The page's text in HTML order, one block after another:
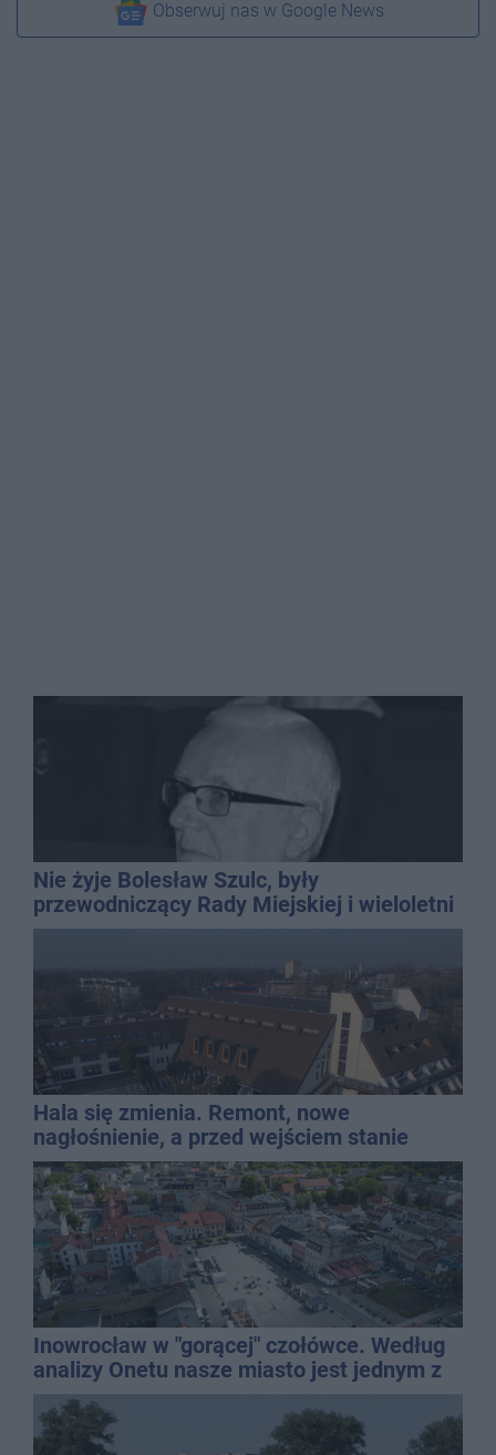
Obserwuj nas w Google News
Nie żyje Bolesław Szulc, były
przewodniczący Rady Miejskiej i wieloletni
dyrektor SP 14
Hala się zmienia. Remont, nowe
nagłośnienie, a przed wejściem stanie
QEMETICA ARENA
Inowrocław w "gorącej" czołówce. Według
analizy Onetu nasze miasto jest jednym z
najbardziej narażonych na upały